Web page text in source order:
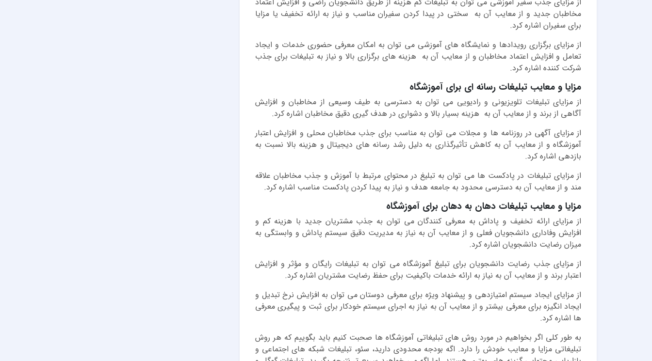
مخاطبان جدید و از معایب آن به سختی در پیدا کردن سفیران مناسب و نیاز به ارائه تخفیف یا مزایا
برای سفیران اشاره کرد.
از مزایای برگزاری رویدادها و نمایشگاه های آموزشی می توان به امکان معرفی حضوری خدمات و ایجاد
تعامل و افزایش اعتماد مخاطبان و از معایب آن به هزینه های برگزاری بالا و نیاز به تبلیغات برای جذب
شرکت کننده اشاره کرد.
مزایا و معایب تبلیغات رسانه ای برای آموزشگاه
از مزایای تبلیغات تلویزیونی و رادیویی می توان به دسترسی به طیف وسیعی از مخاطبان و افزایش
آگاهی از برند و از معایب آن به هزینه بسیار بالا و دشواری در هدف گیری دقیق مخاطبان اشاره کرد.
از مزایای آگهی در روزنامه ها و مجلات می توان به مناسب برای جذب مخاطبان محلی و افزایش اعتبار
آموزشگاه و از معایب آن به کاهش تأثیرگذاری به دلیل رشد رسانه های دیجیتال و هزینه بالا نسبت به
بازدهی اشاره کرد.
از مزایای تبلیغات در پادکست ها می توان به تبلیغ در محتوای مرتبط با آموزش و جذب مخاطبان علاقه
مند و از معایب آن به دسترسی محدود به جامعه هدف و نیاز به پیدا کردن پادکست مناسب اشاره کرد.
مزایا و معایب تبلیغات دهان به دهان برای آموزشگاه
از مزایای ارائه تخفیف و پاداش به معرفی کنندگان می توان به جذب مشتریان جدید با هزینه کم و
افزایش وفاداری دانشجویان فعلی و از معایب آن به نیاز به مدیریت دقیق سیستم پاداش و وابستگی به
میزان رضایت دانشجویان اشاره کرد.
از مزایای جذب رضایت دانشجویان برای تبلیغ آموزشگاه می توان به تبلیغات رایگان و مؤثر و افزایش
اعتبار برند و از معایب آن به نیاز به ارائه خدمات باکیفیت برای حفظ رضایت مشتریان اشاره کرد.
از مزایای ایجاد سیستم امتیازدهی و پیشنهاد ویژه برای معرفی دوستان می توان به افزایش نرخ تبدیل و
ایجاد انگیزه برای معرفی بیشتر و از معایب آن به نیاز به اجرای سیستم خودکار برای ثبت و پیگیری معرفی
ها اشاره کرد.
به طور کلی اگر بخواهیم در مورد روش های تبلیغاتی آموزشگاه ها صحبت کنیم باید بگوییم که هر روش
تبلیغاتی مزایا و معایب خودش را دارد. اگه بودجه محدودی دارید، سئو، تبلیغات شبکه های اجتماعی و